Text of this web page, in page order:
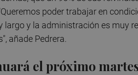
poder trabajar en
largo y la administración es muy
añade Pedrera.
el próximo